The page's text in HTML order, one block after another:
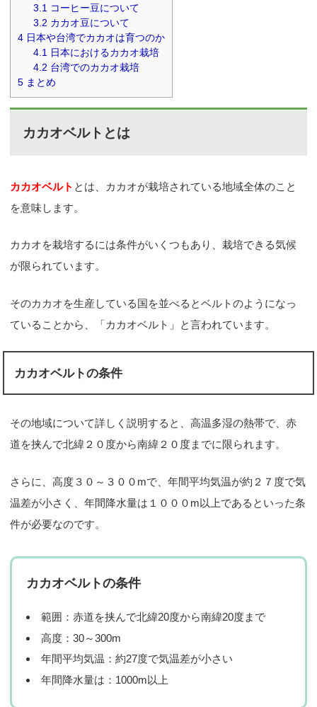
3.1 コーヒー豆について
3.2 カカオ豆について
4 日本や台湾でカカオは育つのか
4.1 日本におけるカカオ栽培
4.2 台湾でのカカオ栽培
5 まとめ
カカオベルトとは
カカオベルト とは、カカオが栽培されている地域全体のこと
を意味します。
カカオを栽培するには条件がいくつもあり、栽培できる気候
が限られています。
そのカカオを生産している国を並べるとベルトのようになっ
ていることから、「カカオベルト」と言われています。
カカオベルトの条件
その地域について詳しく説明すると、高温多湿の熱帯で、赤
道を挟んで北緯２０度から南緯２０度までに限られます。
さらに、高度３０～３００mで、年間平均気温が約２７度で気
温差が小さく、年間降水量は１０００m以上であるといった条
件が必要なのです。
カカオベルトの条件
範囲：赤道を挟んで北緯20度から南緯20度まで
高度：30～300m
年間平均気温：約27度で気温差が小さい
年間降水量は：1000m以上